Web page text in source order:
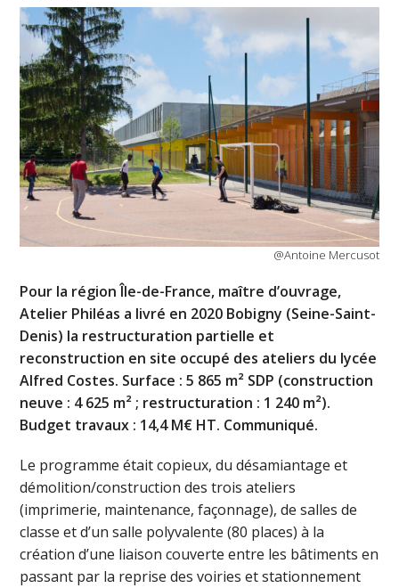
@Antoine Mercusot
Pour la région Île-de-France, maître d’ouvrage,
Atelier Philéas a livré en 2020 Bobigny (Seine-Saint-
Denis) la restructuration partielle et
reconstruction en site occupé des ateliers du lycée
Alfred Costes. Surface : 5 865 m² SDP (construction
neuve : 4 625 m² ; restructuration : 1 240 m²).
Budget travaux : 14,4 M€ HT. Communiqué.
Le programme était copieux, du désamiantage et
démolition/construction des trois ateliers
(imprimerie, maintenance, façonnage), de salles de
classe et d’un salle polyvalente (80 places) à la
création d’une liaison couverte entre les bâtiments en
passant par la reprise des voiries et stationnement